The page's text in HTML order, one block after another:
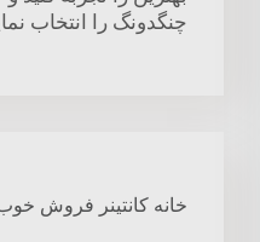
چنگدونگ را انتخاب
خانه کانتینر فروش